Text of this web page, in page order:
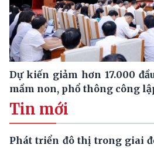
Dự kiến giảm hơn 17.000
mầm non, phổ thông công
Tin mới
Phát triển đô thị trong giai